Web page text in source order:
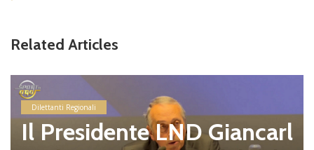
Related Articles
Dilettanti Regionali
Il Presidente LND Giancarl